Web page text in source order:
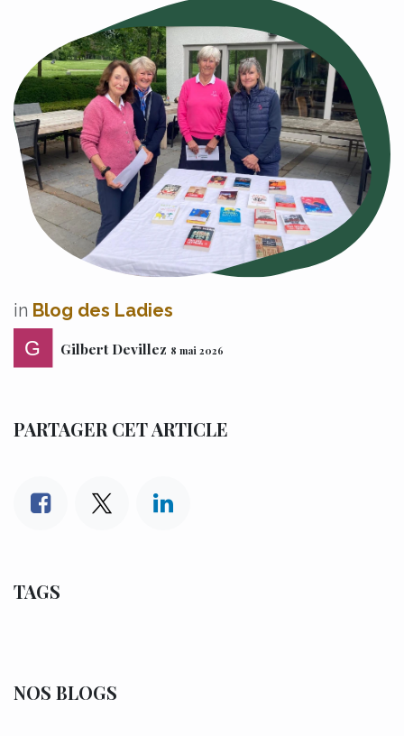
in Blog des Ladies
Gilbert Devillez 8 mai 2026
PARTAGER CET ARTICLE
TAGS
NOS BLOGS